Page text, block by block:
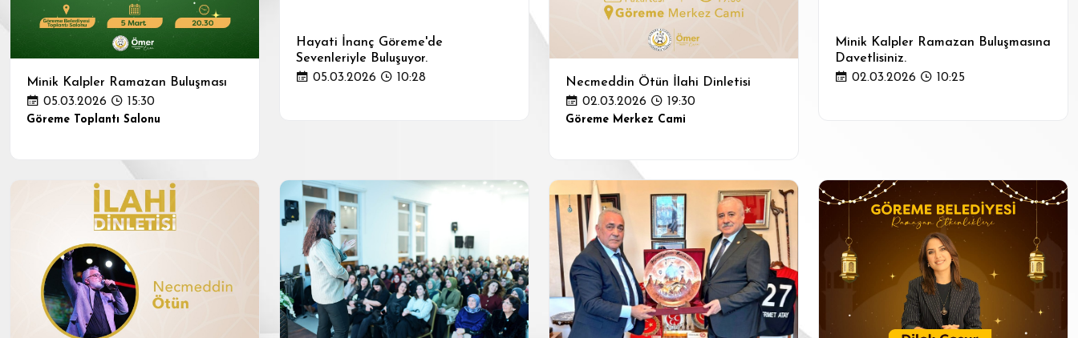
Minik Kalpler Ramazan Buluşması
05.03.2026
15:30
Göreme Toplantı Salonu
Hayati İnanç Göreme'de
Sevenleriyle Buluşuyor.
05.03.2026
10:28
Necmeddin Ötün İlahi Dinletisi
02.03.2026
19:30
Göreme Merkez Cami
Minik Kalpler Ramazan Buluşmasına
Davetlisiniz.
02.03.2026
10:25